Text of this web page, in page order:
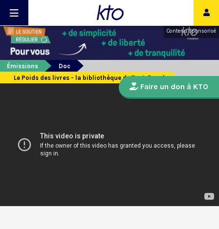
Contenu sponsorisé
Émissions
Doc
Le Poids des livres - la bibliothèque de Port-Royal
Faire un don à KTO